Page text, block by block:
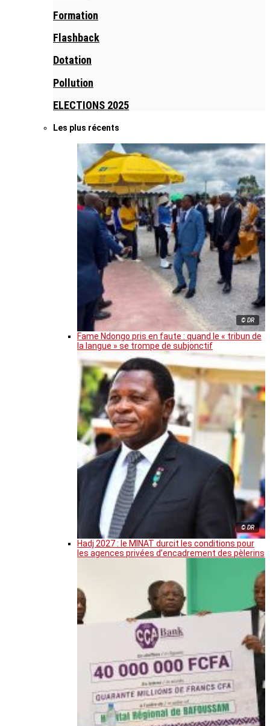
Formation
Flashback
Dotation
Pollution
ELECTIONS 2025
Les plus récents
© DR
Fame Ndongo pris en faute : quand le « tribun de
la langue » se trompe de subjonctif
© DR
Hadj 2027 : le MINAT durcit les conditions pour
les agences privées d’encadrement des pèlerins